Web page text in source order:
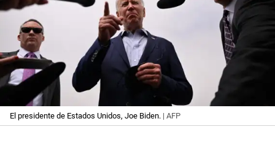
El presidente de Estados Unidos, Joe Biden. | AFP